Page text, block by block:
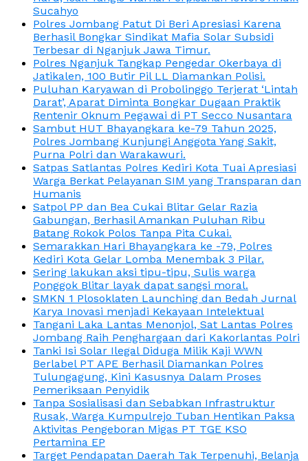
Sucahyo
Polres Jombang Patut Di Beri Apresiasi Karena
Berhasil Bongkar Sindikat Mafia Solar Subsidi
Terbesar di Nganjuk Jawa Timur.
Polres Nganjuk Tangkap Pengedar Okerbaya di
Jatikalen, 100 Butir Pil LL Diamankan Polisi.
Puluhan Karyawan di Probolinggo Terjerat ‘Lintah
Darat’, Aparat Diminta Bongkar Dugaan Praktik
Rentenir Oknum Pegawai di PT Secco Nusantara
Sambut HUT Bhayangkara ke-79 Tahun 2025,
Polres Jombang Kunjungi Anggota Yang Sakit,
Purna Polri dan Warakawuri.
Satpas Satlantas Polres Kediri Kota Tuai Apresiasi
Warga Berkat Pelayanan SIM yang Transparan dan
Humanis
Satpol PP dan Bea Cukai Blitar Gelar Razia
Gabungan, Berhasil Amankan Puluhan Ribu
Batang Rokok Polos Tanpa Pita Cukai.
Semarakkan Hari Bhayangkara ke -79, Polres
Kediri Kota Gelar Lomba Menembak 3 Pilar.
Sering lakukan aksi tipu-tipu, Sulis warga
Ponggok Blitar layak dapat sangsi moral.
SMKN 1 Plosoklaten Launching dan Bedah Jurnal
Karya Inovasi menjadi Kekayaan Intelektual
Tangani Laka Lantas Menonjol, Sat Lantas Polres
Jombang Raih Penghargaan dari Kakorlantas Polri
Tanki Isi Solar Ilegal Diduga Milik Kaji WWN
Berlabel PT APE Berhasil Diamankan Polres
Tulungagung, Kini Kasusnya Dalam Proses
Pemeriksaan Penyidik
Tanpa Sosialisasi dan Sebabkan Infrastruktur
Rusak, Warga Kumpulrejo Tuban Hentikan Paksa
Aktivitas Pengeboran Migas PT TGE KSO
Pertamina EP
Target Pendapatan Daerah Tak Terpenuhi, Belanja